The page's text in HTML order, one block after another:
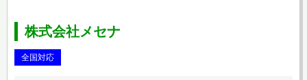
株式会社メセナ
全国対応